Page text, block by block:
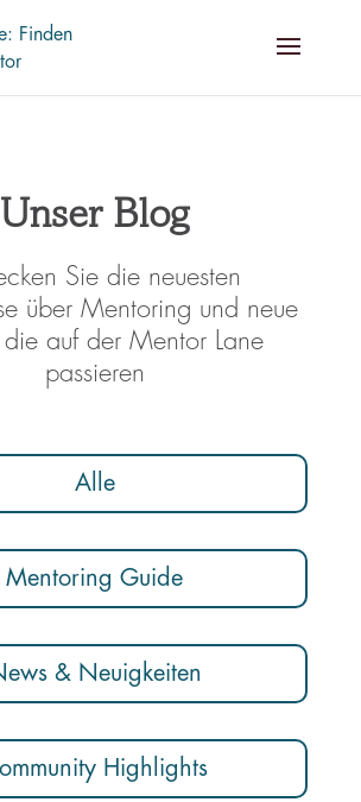
Unser Blog
Sie die neuesten
über Mentoring und neue
die auf der Mentor Lane
passieren
Alle
Mentoring Guide
& Neuigkeiten
Highlights